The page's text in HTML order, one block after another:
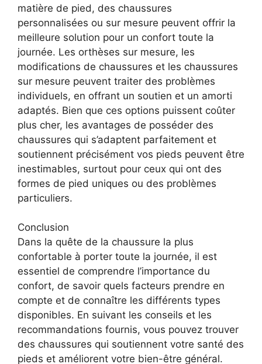
matière de pied, des chaussures
personnalisées ou sur mesure peuvent offrir la
meilleure solution pour un confort toute la
journée. Les orthèses sur mesure, les
modifications de chaussures et les chaussures
sur mesure peuvent traiter des problèmes
individuels, en offrant un soutien et un amorti
adaptés. Bien que ces options puissent coûter
plus cher, les avantages de posséder des
chaussures qui s’adaptent parfaitement et
soutiennent précisément vos pieds peuvent être
inestimables, surtout pour ceux qui ont des
formes de pied uniques ou des problèmes
particuliers.
Conclusion
Dans la quête de la chaussure la plus
confortable à porter toute la journée, il est
essentiel de comprendre l’importance du
confort, de savoir quels facteurs prendre en
compte et de connaître les différents types
disponibles. En suivant les conseils et les
recommandations fournis, vous pouvez trouver
des chaussures qui soutiennent votre santé des
pieds et améliorent votre bien-être général.